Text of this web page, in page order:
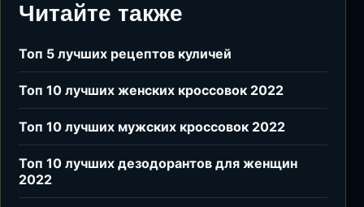
Читайте также
Топ 5 лучших рецептов куличей
Топ 10 лучших женских кроссовок 2022
Топ 10 лучших мужских кроссовок 2022
Топ 10 лучших дезодорантов для женщин
2022